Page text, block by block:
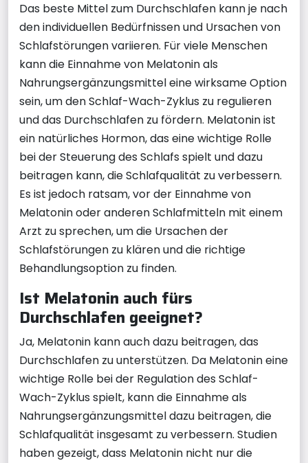
Das beste Mittel zum Durchschlafen kann je nach
den individuellen Bedürfnissen und Ursachen von
Schlafstörungen variieren. Für viele Menschen
kann die Einnahme von Melatonin als
Nahrungsergänzungsmittel eine wirksame Option
sein, um den Schlaf-Wach-Zyklus zu regulieren
und das Durchschlafen zu fördern. Melatonin ist
ein natürliches Hormon, das eine wichtige Rolle
bei der Steuerung des Schlafs spielt und dazu
beitragen kann, die Schlafqualität zu verbessern.
Es ist jedoch ratsam, vor der Einnahme von
Melatonin oder anderen Schlafmitteln mit einem
Arzt zu sprechen, um die Ursachen der
Schlafstörungen zu klären und die richtige
Behandlungsoption zu finden.
Ist Melatonin auch fürs
Durchschlafen geeignet?
Ja, Melatonin kann auch dazu beitragen, das
Durchschlafen zu unterstützen. Da Melatonin eine
wichtige Rolle bei der Regulation des Schlaf-
Wach-Zyklus spielt, kann die Einnahme als
Nahrungsergänzungsmittel dazu beitragen, die
Schlafqualität insgesamt zu verbessern. Studien
haben gezeigt, dass Melatonin nicht nur die